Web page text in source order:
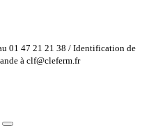
01 47 21 21 38 / Identification de
à clf@cleferm.fr